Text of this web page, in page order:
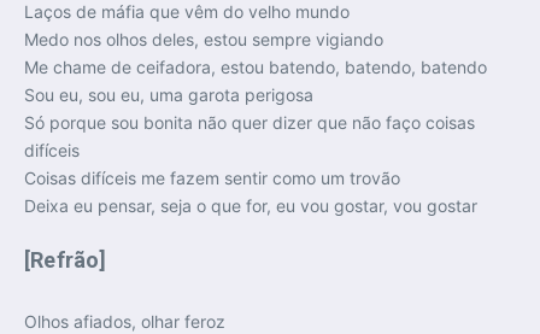
Laços de máfia que vêm do velho mundo
Medo nos olhos deles, estou sempre vigiando
Me chame de ceifadora, estou batendo, batendo, batendo
Sou eu, sou eu, uma garota perigosa
Só porque sou bonita não quer dizer que não faço coisas
difíceis
Coisas difíceis me fazem sentir como um trovão
Deixa eu pensar, seja o que for, eu vou gostar, vou gostar
[Refrão]
Olhos afiados, olhar feroz